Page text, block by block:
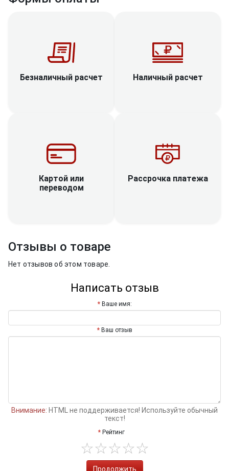
Безналичный расчет Наличный расчет
Картой или
переводом
Рассрочка платежа
Отзывы о товаре
Нет отзывов об этом товаре.
Написать отзыв
Ваше имя:
Ваш отзыв
Внимание: HTML не поддерживается! Используйте обычный
текст!
Рейтинг
Продолжить